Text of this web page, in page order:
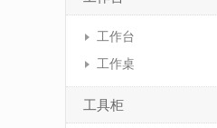
工作台
工作桌
工具柜